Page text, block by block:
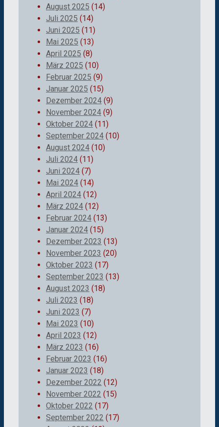
August 2025 (14)
Juli 2025 (14)
Juni 2025 (11)
Mai 2025 (13)
April 2025 (8)
März 2025 (10)
Februar 2025 (9)
Januar 2025 (15)
Dezember 2024 (9)
November 2024 (9)
Oktober 2024 (11)
September 2024 (10)
August 2024 (10)
Juli 2024 (11)
Juni 2024 (7)
Mai 2024 (14)
April 2024 (12)
März 2024 (12)
Februar 2024 (13)
Januar 2024 (15)
Dezember 2023 (13)
November 2023 (20)
Oktober 2023 (17)
September 2023 (13)
August 2023 (18)
Juli 2023 (18)
Juni 2023 (7)
Mai 2023 (10)
April 2023 (12)
März 2023 (16)
Februar 2023 (16)
Januar 2023 (18)
Dezember 2022 (12)
November 2022 (15)
Oktober 2022 (17)
September 2022 (17)